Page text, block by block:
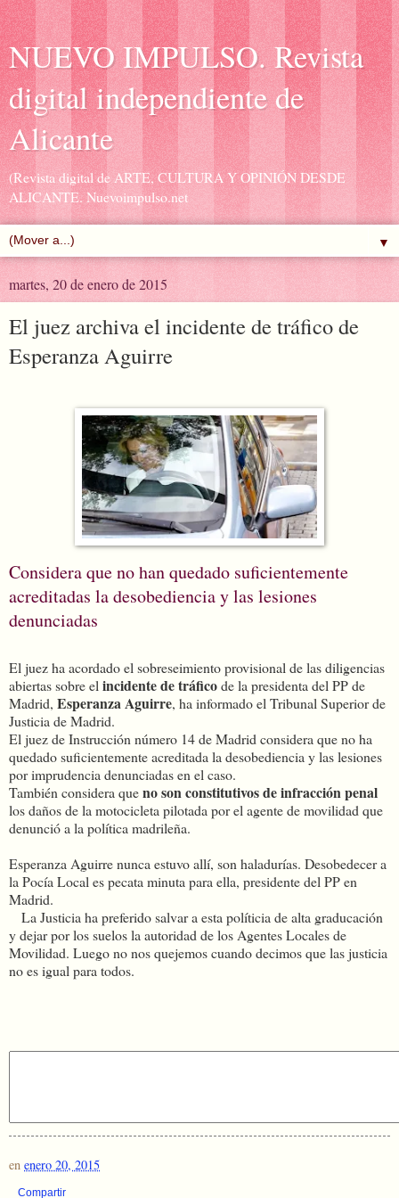
NUEVO IMPULSO. Revista
digital independiente de
Alicante
(Revista digital de ARTE, CULTURA Y OPINIÓN DESDE
ALICANTE. Nuevoimpulso.net
▼
martes, 20 de enero de 2015
El juez archiva el incidente de tráfico de
Esperanza Aguirre
Considera que no han quedado suficientemente
acreditadas la desobediencia y las lesiones
denunciadas
El juez ha acordado el sobreseimiento provisional de las diligencias
abiertas sobre el incidente de tráficode la presidenta del PP de
Madrid, Esperanza Aguirre, ha informado el Tribunal Superior de
Justicia de Madrid.
El juez de Instrucción número 14 de Madrid considera que no ha
quedado suficientemente acreditada la desobediencia y las lesiones
por imprudencia denunciadas en el caso.
También considera queno son constitutivos de infracción penal
los daños de la motocicleta pilotada por el agente de movilidad que
denunció a la política madrileña.
Esperanza Aguirre nunca estuvo allí, son haladurías. Desobedecer a
la Pocía Local es pecata minuta para ella, presidente del PP en
Madrid.
La Justicia ha preferido salvar a esta políticia de alta graducación
y dejar por los suelos la autoridad de los Agentes Locales de
Movilidad. Luego no nos quejemos cuando decimos que las justicia
no es igual para todos.
en enero 20, 2015
Compartir